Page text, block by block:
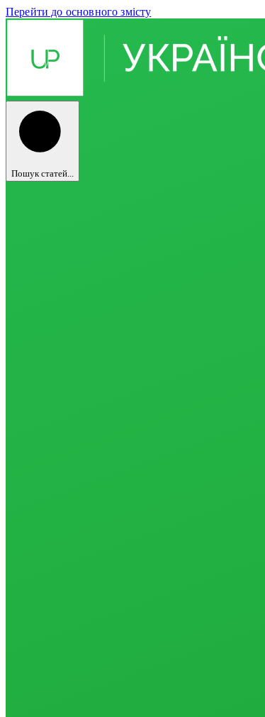
Перейти до основного змісту
Пошук статей...